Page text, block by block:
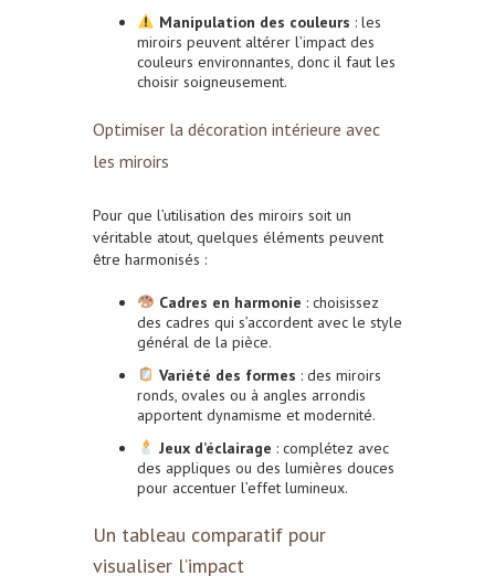
Manipulation des couleurs : les
miroirs peuvent altérer l’impact des
couleurs environnantes, donc il faut les
choisir soigneusement.
Optimiser la décoration intérieure avec
les miroirs
Pour que l’utilisation des miroirs soit un
véritable atout, quelques éléments peuvent
être harmonisés :
Cadres en harmonie : choisissez
des cadres qui s’accordent avec le style
général de la pièce.
Variété des formes : des miroirs
ronds, ovales ou à angles arrondis
apportent dynamisme et modernité.
Jeux d’éclairage : complétez avec
des appliques ou des lumières douces
pour accentuer l’effet lumineux.
Un tableau comparatif pour
visualiser l’impact